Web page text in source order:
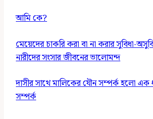
আমি কে?
মেয়েদের চাকরি করা বা না করার সুবিধা-
নারীদের সংসার জীবনের ভালোমন্দ
দাসীর সাথে মালিকের যৌন সম্পর্ক হলো এক
সম্পর্ক